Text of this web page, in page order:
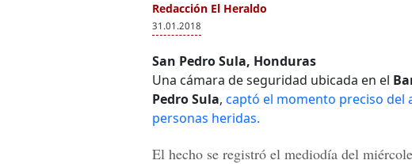
Redacción El Heraldo
31.01.2018
San Pedro Sula, Honduras
Una cámara de seguridad ubicada en el
Pedro Sula, captó el momento preciso del
personas heridas.
El hecho se registró el mediodía del